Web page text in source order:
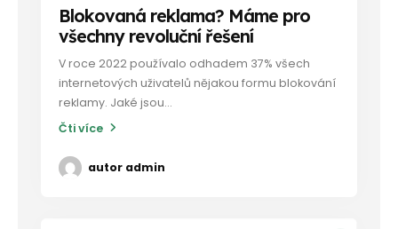
Blokovaná reklama? Máme pro
všechny revoluční řešení
V roce 2022 používalo odhadem 37% všech
internetových uživatelů nějakou formu blokování
reklamy. Jaké jsou...
Čti více
autor admin